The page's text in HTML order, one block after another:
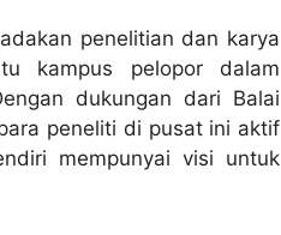
penelitian dan karya
kampus pelopor dalam
dukungan dari Balai
peneliti di pusat ini aktif
mempunyai visi untuk